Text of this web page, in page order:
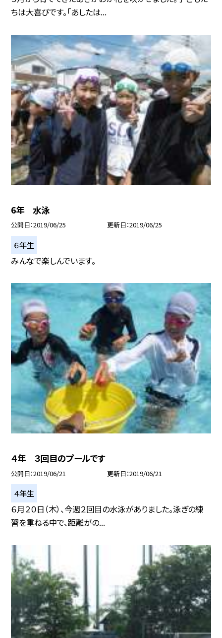
ちは大喜びです。「あしたは...
6年 水泳
公開日 2019/06/25 更新日 2019/06/25
６年生
みんなで楽しんでいます。
４年 ３回目のプールです
公開日 2019/06/21 更新日 2019/06/21
４年生
６月２０日（木）、今週２回目の水泳がありました。泳ぎの練
習を重ねる中で、距離がの...